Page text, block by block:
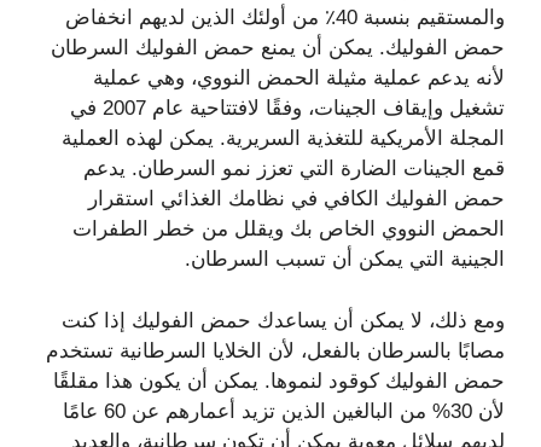
والمستقيم بنسبة 40٪ من أولئك الذين لديهم انخفاض
حمض الفوليك. يمكن أن يمنع حمض الفوليك السرطان
لأنه يدعم عملية مثيلة الحمض النووي، وهي عملية
تشغيل وإيقاف الجينات، وفقًا لافتتاحية عام 2007 في
المجلة الأمريكية للتغذية السريرية. يمكن لهذه العملية
قمع الجينات الضارة التي تعزز نمو السرطان. يدعم
حمض الفوليك الكافي في نظامك الغذائي استقرار
الحمض النووي الخاص بك ويقلل من خطر الطفرات
الجينية التي يمكن أن تسبب السرطان.
ومع ذلك، لا يمكن أن يساعدك حمض الفوليك إذا كنت
مصابًا بالسرطان بالفعل، لأن الخلايا السرطانية تستخدم
حمض الفوليك كوقود لنموها. يمكن أن يكون هذا مقلقًا
لأن 30% من البالغين الذين تزيد أعمارهم عن 60 عامًا
لديهم سلائل معوية يمكن أن تكون سرطانية، والعديد